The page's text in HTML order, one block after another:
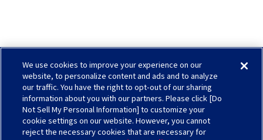
Check in AGC
サイトマップ
ソーシャルメディアについて
お問い合わせ
We use cookies to improve your experience on our
website, to personalize content and ads and to analyze
our traffic. You have the right to opt-out of our sharing
information about you with our partners. Please click [Do
Not Sell My Personal Information] to customize your
cookie settings on our website. However, you cannot
reject the necessary cookies that are necessary for